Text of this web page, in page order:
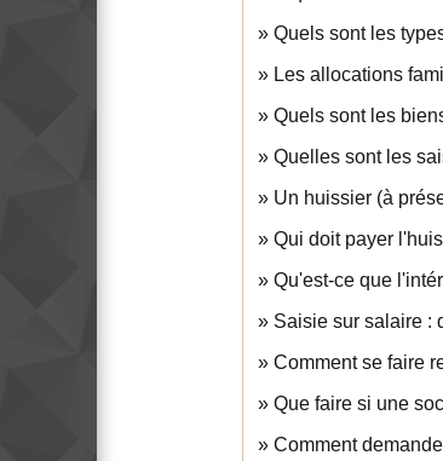
Quels sont les
Les allocations
Quels sont les
Quelles sont les
Un huissier (à
Qui doit payer
Qu'est-ce que
Saisie sur salaire :
Comment se faire
Que faire si une
Comment